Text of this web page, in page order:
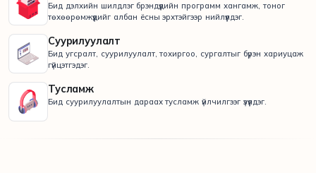
Бид дэлхийн шилдлэг брэндүүдийн программ хангамж, тоног
төхөөрөмжүүдийг албан ёсны эрхтэйгээр нийлүүлдэг.
Суурилуулалт
Бид угсралт, суурилуулалт, тохиргоо, сургалтыг бүрэн хариуцаж
гүйцэтгэдэг.
Тусламж
Бид суурилуулалтын дараах тусламж үйлчилгээг үзүүлдэг.